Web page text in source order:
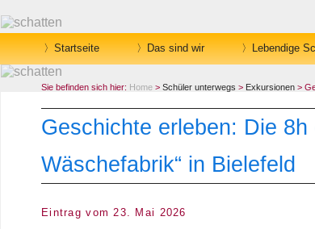
Startseite Das sind wir Lebendige
Sie befinden sich hier: Home > Schüler unterwegs > Exkursionen >
Geschichte erleben: Die 8h
Wäschefabrik“ in Bielefeld
Eintrag vom 23. Mai 2026